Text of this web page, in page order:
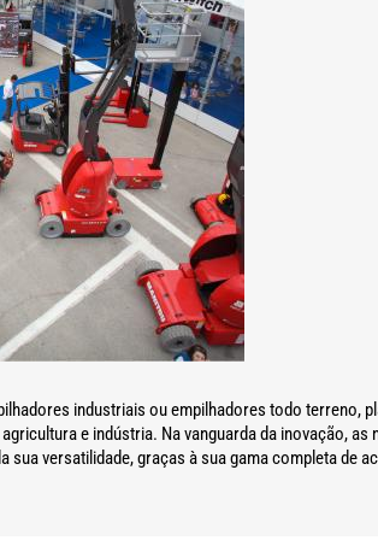
industriais ou empilhadores todo
e indústria. Na vanguarda da inovação,
sua versatilidade, graças à sua gama completa